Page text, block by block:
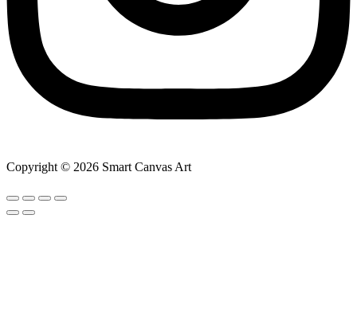
Copyright © 2026 Smart Canvas Art